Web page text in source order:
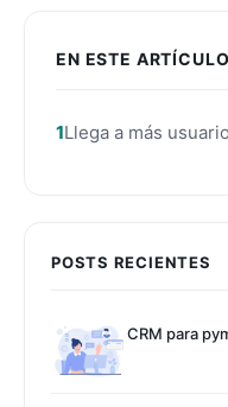
EN ESTE ARTÍCULO
Llega a más
POSTS RECIENTES
CRM para